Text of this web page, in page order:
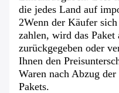
die jedes Land auf
2Wenn der Käufer
zahlen, wird das Paket
zurückgegeben oder
Ihnen den
Waren nach Abzug
Pakets.